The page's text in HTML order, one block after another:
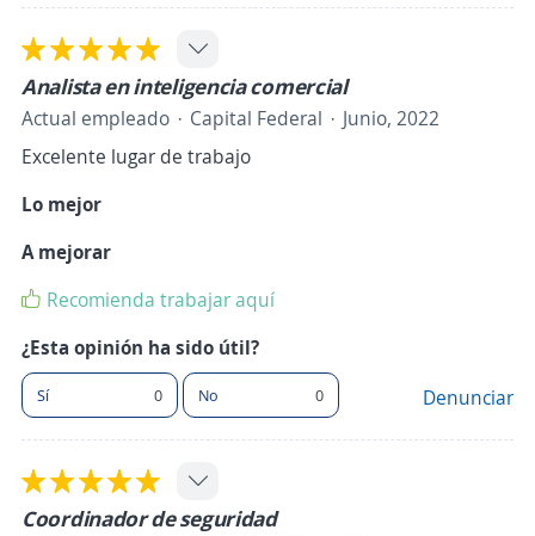
Analista en inteligencia comercial
Actual empleado Capital Federal
Junio, 2022
Excelente lugar de trabajo
Lo mejor
A mejorar
Recomienda trabajar aquí
¿Esta opinión ha sido útil?
Sí 0 No 0 Denunciar
Coordinador de seguridad